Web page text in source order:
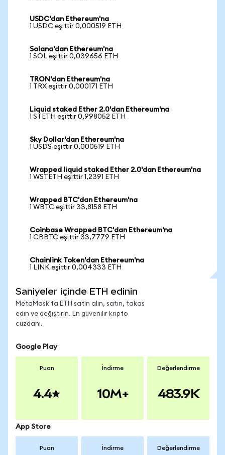
USDC'dan Ethereum'na
1 USDC eşittir 0,000519 ETH
Solana'dan Ethereum'na
1 SOL eşittir 0,039656 ETH
TRON'dan Ethereum'na
1 TRX eşittir 0,000171 ETH
Liquid staked Ether 2.0'dan Ethereum'na
1 STETH eşittir 0,998052 ETH
Sky Dollar'dan Ethereum'na
1 USDS eşittir 0,000519 ETH
Wrapped liquid staked Ether 2.0'dan Ethereum'na
1 WSTETH eşittir 1,2391 ETH
Wrapped BTC'dan Ethereum'na
1 WBTC eşittir 33,8158 ETH
Coinbase Wrapped BTC'dan Ethereum'na
1 CBBTC eşittir 33,7779 ETH
Chainlink Token'dan Ethereum'na
1 LINK eşittir 0,004333 ETH
Saniyeler içinde ETH edinin
MetaMask'ta ETH satın alın, satın, takas
edin ve değiştirin. En güvenilir kripto
cüzdanı.
Google Play
Puan
4.4
İndirme
10M+
Değerlendirme
483.9K
App Store
Puan İndirme Değerlendirme